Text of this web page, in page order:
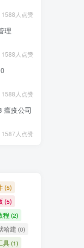
1588人点赞
理
1588人点赞
1588人点赞
瘟疫公司
1587人点赞
(5)
(5)
程 (2)
哈建 (0)
具(1)